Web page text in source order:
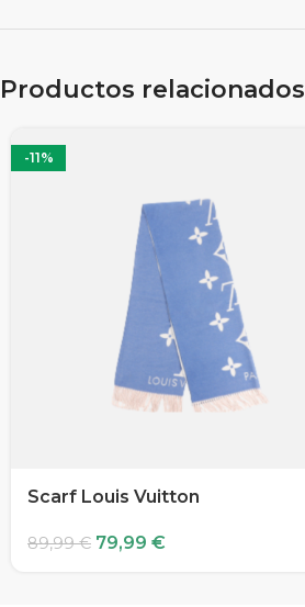
Productos relacionados
-11%
Scarf Louis Vuitton
89,99€ 79,99 €